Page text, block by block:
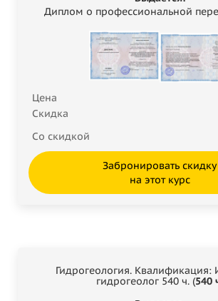
Диплом о профессиональной
Цена
Скидка
Со скидкой
Забронировать скидку
на этот курс
Гидрогеология.
гидрогеолог 540 ч. (540